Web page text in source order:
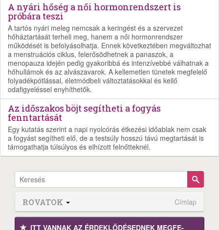
A nyári hőség a női hormonrendszert is
próbára teszi
A tartós nyári meleg nemcsak a keringést és a szervezet
hőháztartását terheli meg, hanem a női hormonrendszer
működését is befolyásolhatja. Ennek következtében megváltozhat
a menstruációs ciklus, felerősödhetnek a panaszok, a
menopauza idején pedig gyakoribbá és intenzívebbé válhatnak a
hőhullámok és az alvászavarok. A kellemetlen tünetek megfelelő
folyadékpótlással, életmódbeli változtatásokkal és kellő
odafigyeléssel enyhíthetők.
Az időszakos böjt segítheti a fogyás
fenntartását
Egy kutatás szerint a napi nyolcórás étkezési időablak nem csak
a fogyást segítheti elő, de a testsúly hosszú távú megtartását is
támogathatja túlsúlyos és elhízott felnőtteknél.
ROVATOK Címlap
ITT VANNAK AZ ÉRDEK­LŐDÉ­SEDNEK MEGFE­